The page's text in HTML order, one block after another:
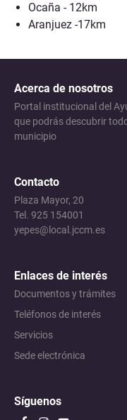
Ocaña - 12km
Aranjuez -17km
Acerca de nosotros
Portal institucional del
que podrás descubrir
municipio
Contacto
Plaza Mayor, 20
Tel. 925 154001
yepes@local.jccm.es
Enlaces de interés
Documentos y trámites
Teléfonos de interés
Servicios
Sede electrónica
Síguenos